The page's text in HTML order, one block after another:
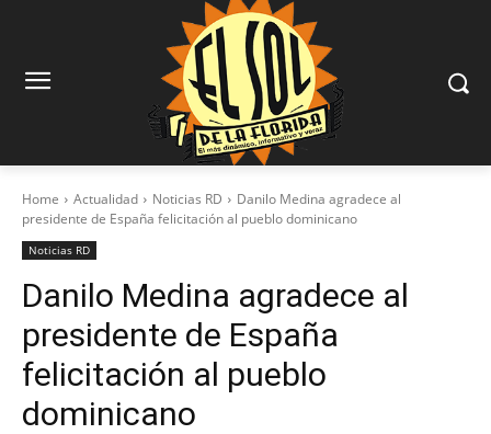
Home Actualidad Noticias RD
Danilo Medina agradece al
presidente de España felicitación al pueblo dominicano
Noticias RD
Danilo Medina agradece al
presidente de España
felicitación al pueblo
dominicano